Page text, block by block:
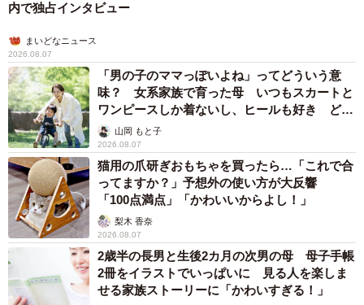
全ての所作がのんびりなお客様に対して、急ぎまくる私の
レジ捌きが伝わるよう描きました。
一今回のようなクセのあるお客様は結構多そうですが、対
応のコツなどあれば教えてください。
クセのあるお客様こそ笑顔で対応しつつ、心の中で罵詈雑
言を吐くようにしてます（笑）。
一接客業でお悩みの読者の方に、ぜひ一言メッセージをお
願いします。
内で独占インタビュー
まいどなニュース
2026.08.07
「男の子のママっぽいよね」ってどういう意
味？ 女系家族で育った母 いつもスカートと
ワンピースしか着ないし、ヒールも好き どの
へんが…
山岡 もと子
2026.08.07
猫用の爪研ぎおもちゃを買ったら…「これで合
ってますか？」予想外の使い方が大反響
「100点満点」「かわいいからよし！」
梨木 香奈
2026.08.07
2歳半の長男と生後2カ月の次男の母 母子手帳
2冊をイラストでいっぱいに 見る人を楽しま
せる家族ストーリーに「かわいすぎる！」